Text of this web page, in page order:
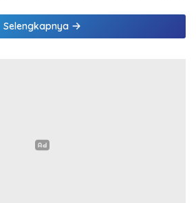
Selengkapnya